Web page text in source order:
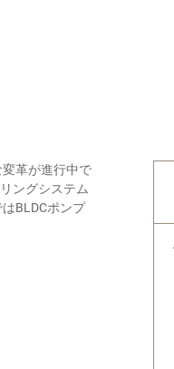
革が進行中で
ングシステム
BLDCポンプ